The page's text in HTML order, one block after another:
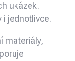
ukázek.
i jednotlivce.
materiály,